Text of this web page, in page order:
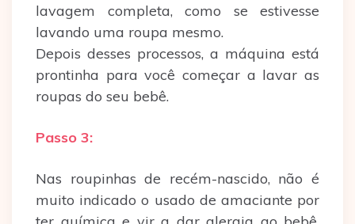
lavagem completa, como se estivesse
lavando uma roupa mesmo.
Depois desses processos, a máquina está
prontinha para você começar a lavar as
roupas do seu bebê.
Passo 3:
Nas roupinhas de recém-nascido, não é
muito indicado o usado de amaciante por